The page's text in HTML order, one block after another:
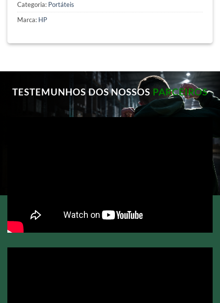
Categoria: Portáteis
Marca: HP
TESTEMUNHOS DOS NOSSOS PARCEIROS